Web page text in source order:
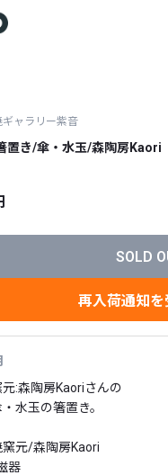
ギャラリー紫音
置き/傘・水玉/森陶房Kaori
SOLD
再入荷通知を
:森陶房Kaoriさんの
水玉の箸置き。
窯元/森陶房Kaori
器